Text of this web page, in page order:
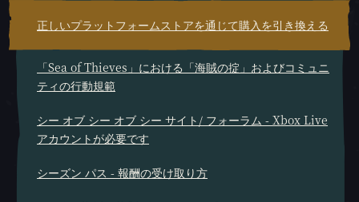
正しいプラットフォームストアを通じて購入を引き換える
「Sea of Thieves」における「海賊の掟」およびコミュニ
ティの行動規範
シー オブ シー オブ シー サイト/ フォーラム - Xbox Live
アカウントが必要です
シーズン パス - 報酬の受け取り方